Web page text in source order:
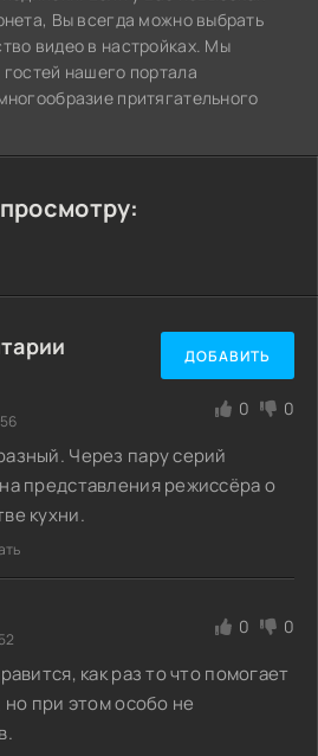
Вы всегда можно выбрать
видео в настройках. Мы
нашего портала
притягательного
ДОБАВИТЬ
0 0
Через пару серий
представления режиссёра о
кухни.
0 0
как раз то что помогает
при этом особо не